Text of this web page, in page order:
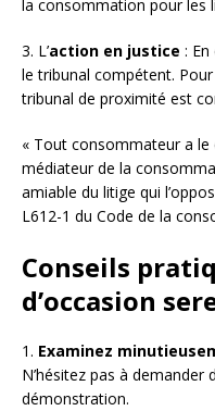
la consommation pour les
3. L’action en justice :
le tribunal compétent.
tribunal de proximité est
« Tout consommateur a
médiateur de la
amiable du litige qui
L612-1 du Code de la
Conseils
d’occasion
1. Examinez
N’hésitez pas à
démonstration.